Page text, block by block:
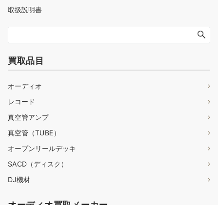
取扱説明書
買取品目
オーディオ
レコード
真空管アンプ
真空管（TUBE）
オープンリールデッキ
SACD（ディスク）
DJ機材